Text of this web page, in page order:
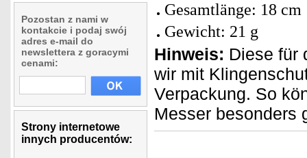
Pozostan z nami w
kontakcie i podaj swój
adres e-mail do
newslettera z goracymi
cenami:
Strony internetowe
innych producentów:
Gesamtlänge: 18 cm
Gewicht: 21 g
Hinweis: Diese für
wir mit
Verpackung. So
Messer besonders